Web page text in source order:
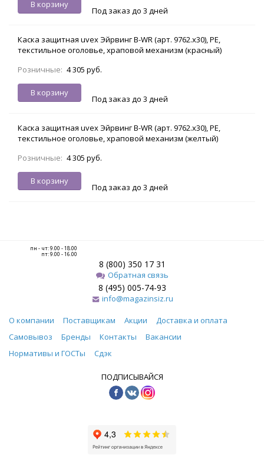
В корзину
Под заказ до 3 дней
Каска защитная uvex Эйрвинг B-WR (арт. 9762.х30), PE,
текстильное оголовье, храповой механизм (красный)
Розничные: 4 305 руб.
В корзину
Под заказ до 3 дней
Каска защитная uvex Эйрвинг B-WR (арт. 9762.х30), PE,
текстильное оголовье, храповой механизм (желтый)
Розничные: 4 305 руб.
В корзину
Под заказ до 3 дней
пн - чт: 9.00 - 18.00
пт: 9.00 - 16.00
8 (800) 350 17 31
Обратная связь
8 (495) 005-74-93
info@magazinsiz.ru
О компании Поставщикам Акции
Доставка и оплата
Самовывоз
Бренды Контакты
Вакансии
Нормативы и ГОСТы
Сдэк
ПОДПИСЫВАЙСЯ